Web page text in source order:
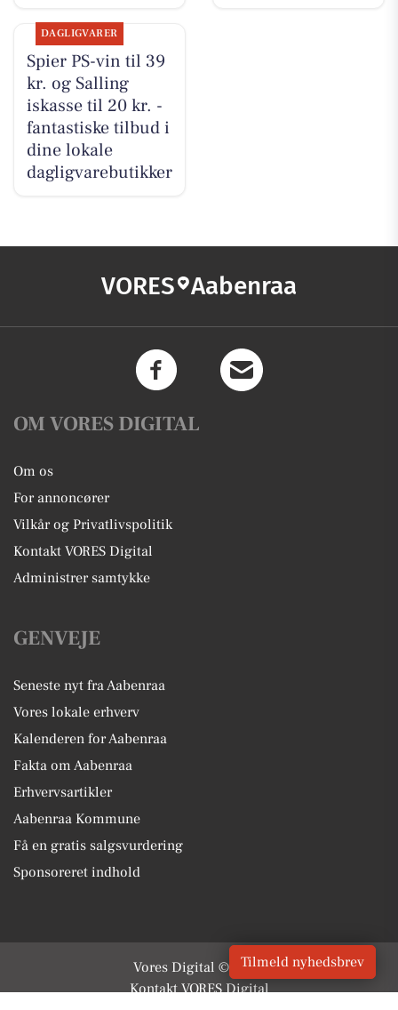
DAGLIGVARER
Spier PS-vin til 39
kr. og Salling
iskasse til 20 kr. -
fantastiske tilbud i
dine lokale
dagligvarebutikker
VORES Aabenraa
OM VORES DIGITAL
Om os
For annoncører
Vilkår og Privatlivspolitik
Kontakt VORES Digital
Administrer samtykke
GENVEJE
Seneste nyt fra Aabenraa
Vores lokale erhverv
Kalenderen for Aabenraa
Fakta om Aabenraa
Erhvervsartikler
Aabenraa Kommune
Få en gratis salgsvurdering
Sponsoreret indhold
Vores Digital © 2026
Kontakt VORES Digital
Tilmeld nyhedsbrev